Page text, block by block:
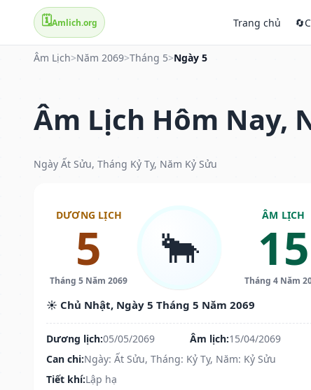
🗓️Amlich.org Trang chủ 🔄
Âm Lịch>Năm 2069>Tháng 5>Ngày 5
Âm Lịch Hôm Nay,
Ngày Ất Sửu, Tháng Kỷ Tỵ, Năm Kỷ Sửu
DƯƠNG LỊCH
5
Tháng 5 Năm 2069
🐂
ÂM LỊCH
15
Tháng 4 Năm
☀️ Chủ Nhật, Ngày 5 Tháng 5 Năm 2069
Dương lịch:05/05/2069 Âm lịch:15/04/2069
Can chi:Ngày: Ất Sửu, Tháng: Kỷ Tỵ, Năm: Kỷ Sửu
Tiết khí:Lập hạ